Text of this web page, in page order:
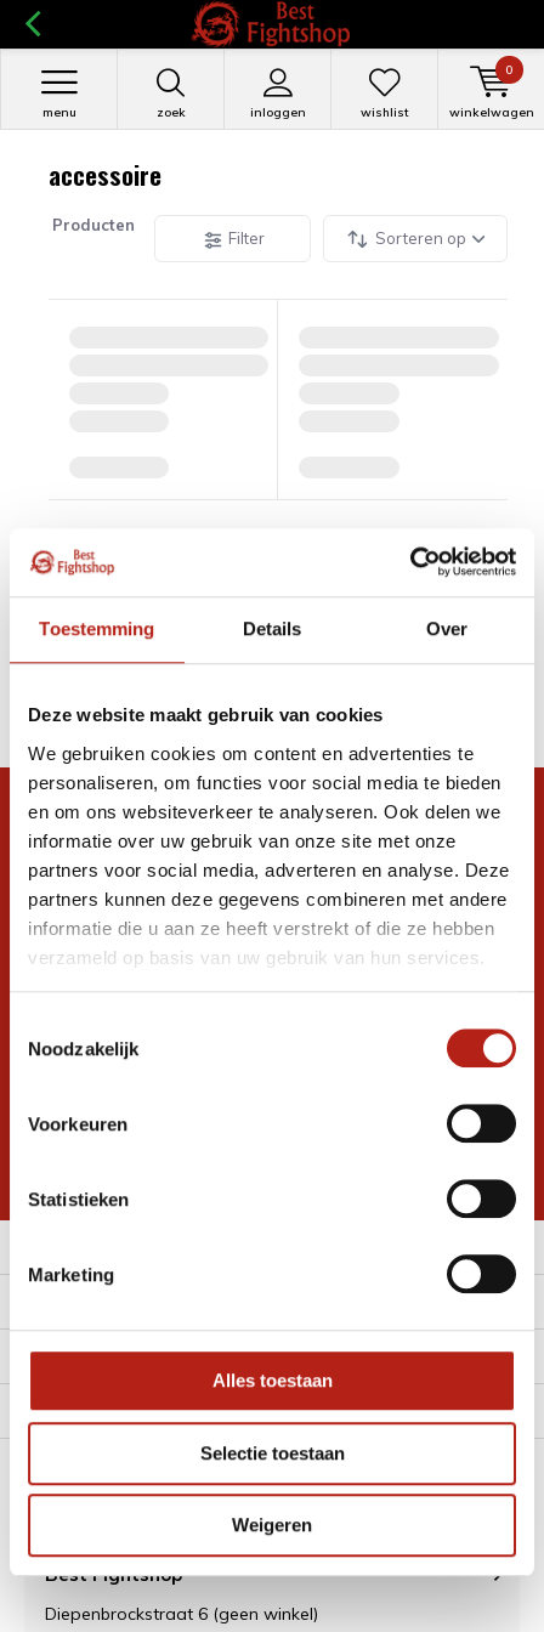
Toestemming Details Over
Deze website maakt gebruik van cookies
We gebruiken cookies om content en advertenties te
personaliseren, om functies voor social media te bieden
en om ons websiteverkeer te analyseren. Ook delen we
informatie over uw gebruik van onze site met onze
partners voor social media, adverteren en analyse. Deze
partners kunnen deze gegevens combineren met andere
informatie die u aan ze heeft verstrekt of die ze hebben
verzameld op basis van uw gebruik van hun services.
Noodzakelijk
Voorkeuren
Statistieken
Marketing
Alles toestaan
Selectie toestaan
Weigeren
zoek inloggen
menu wishlist winkelwagen
0
accessoire
Producten
Filter Sorteren op
Snel antwoord op je vraag?
Stel je vraag in de chat, en we helpen je
graag verder. 24/7
Volg ons
Ontvang de nieuwste aanbiedingen en
Inschrijven voor
korting
Mijn account
Alle Categorieën
Best Fightshop
Diepenbrockstraat 6 (geen winkel)